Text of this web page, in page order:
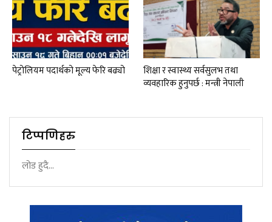
पेट्रोलियम पदार्थको मूल्य फेरि बढ्यो
शिक्षा र स्वास्थ्य सर्वसुलभ तथा
व्यवहारिक हुनुपर्छ : मन्त्री नेपाली
टिप्पणिहरु
लोड हुदै...